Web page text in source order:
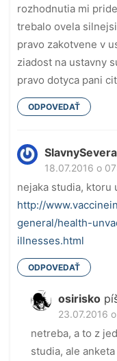
rozhodnutia mi
trebalo ovela
pravo zakotvene v
ziadost na ustavny
pravo dotyca pani
ODPOVEDAŤ
18.07.2016 o
nejaka studia, ktoru
http://
general/health-
illnesses.html
ODPOVEDAŤ
osirisko
23.07.2016
netreba, a to z
studia, ale anketa